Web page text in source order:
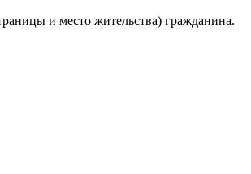
и место жительства) гражданина.